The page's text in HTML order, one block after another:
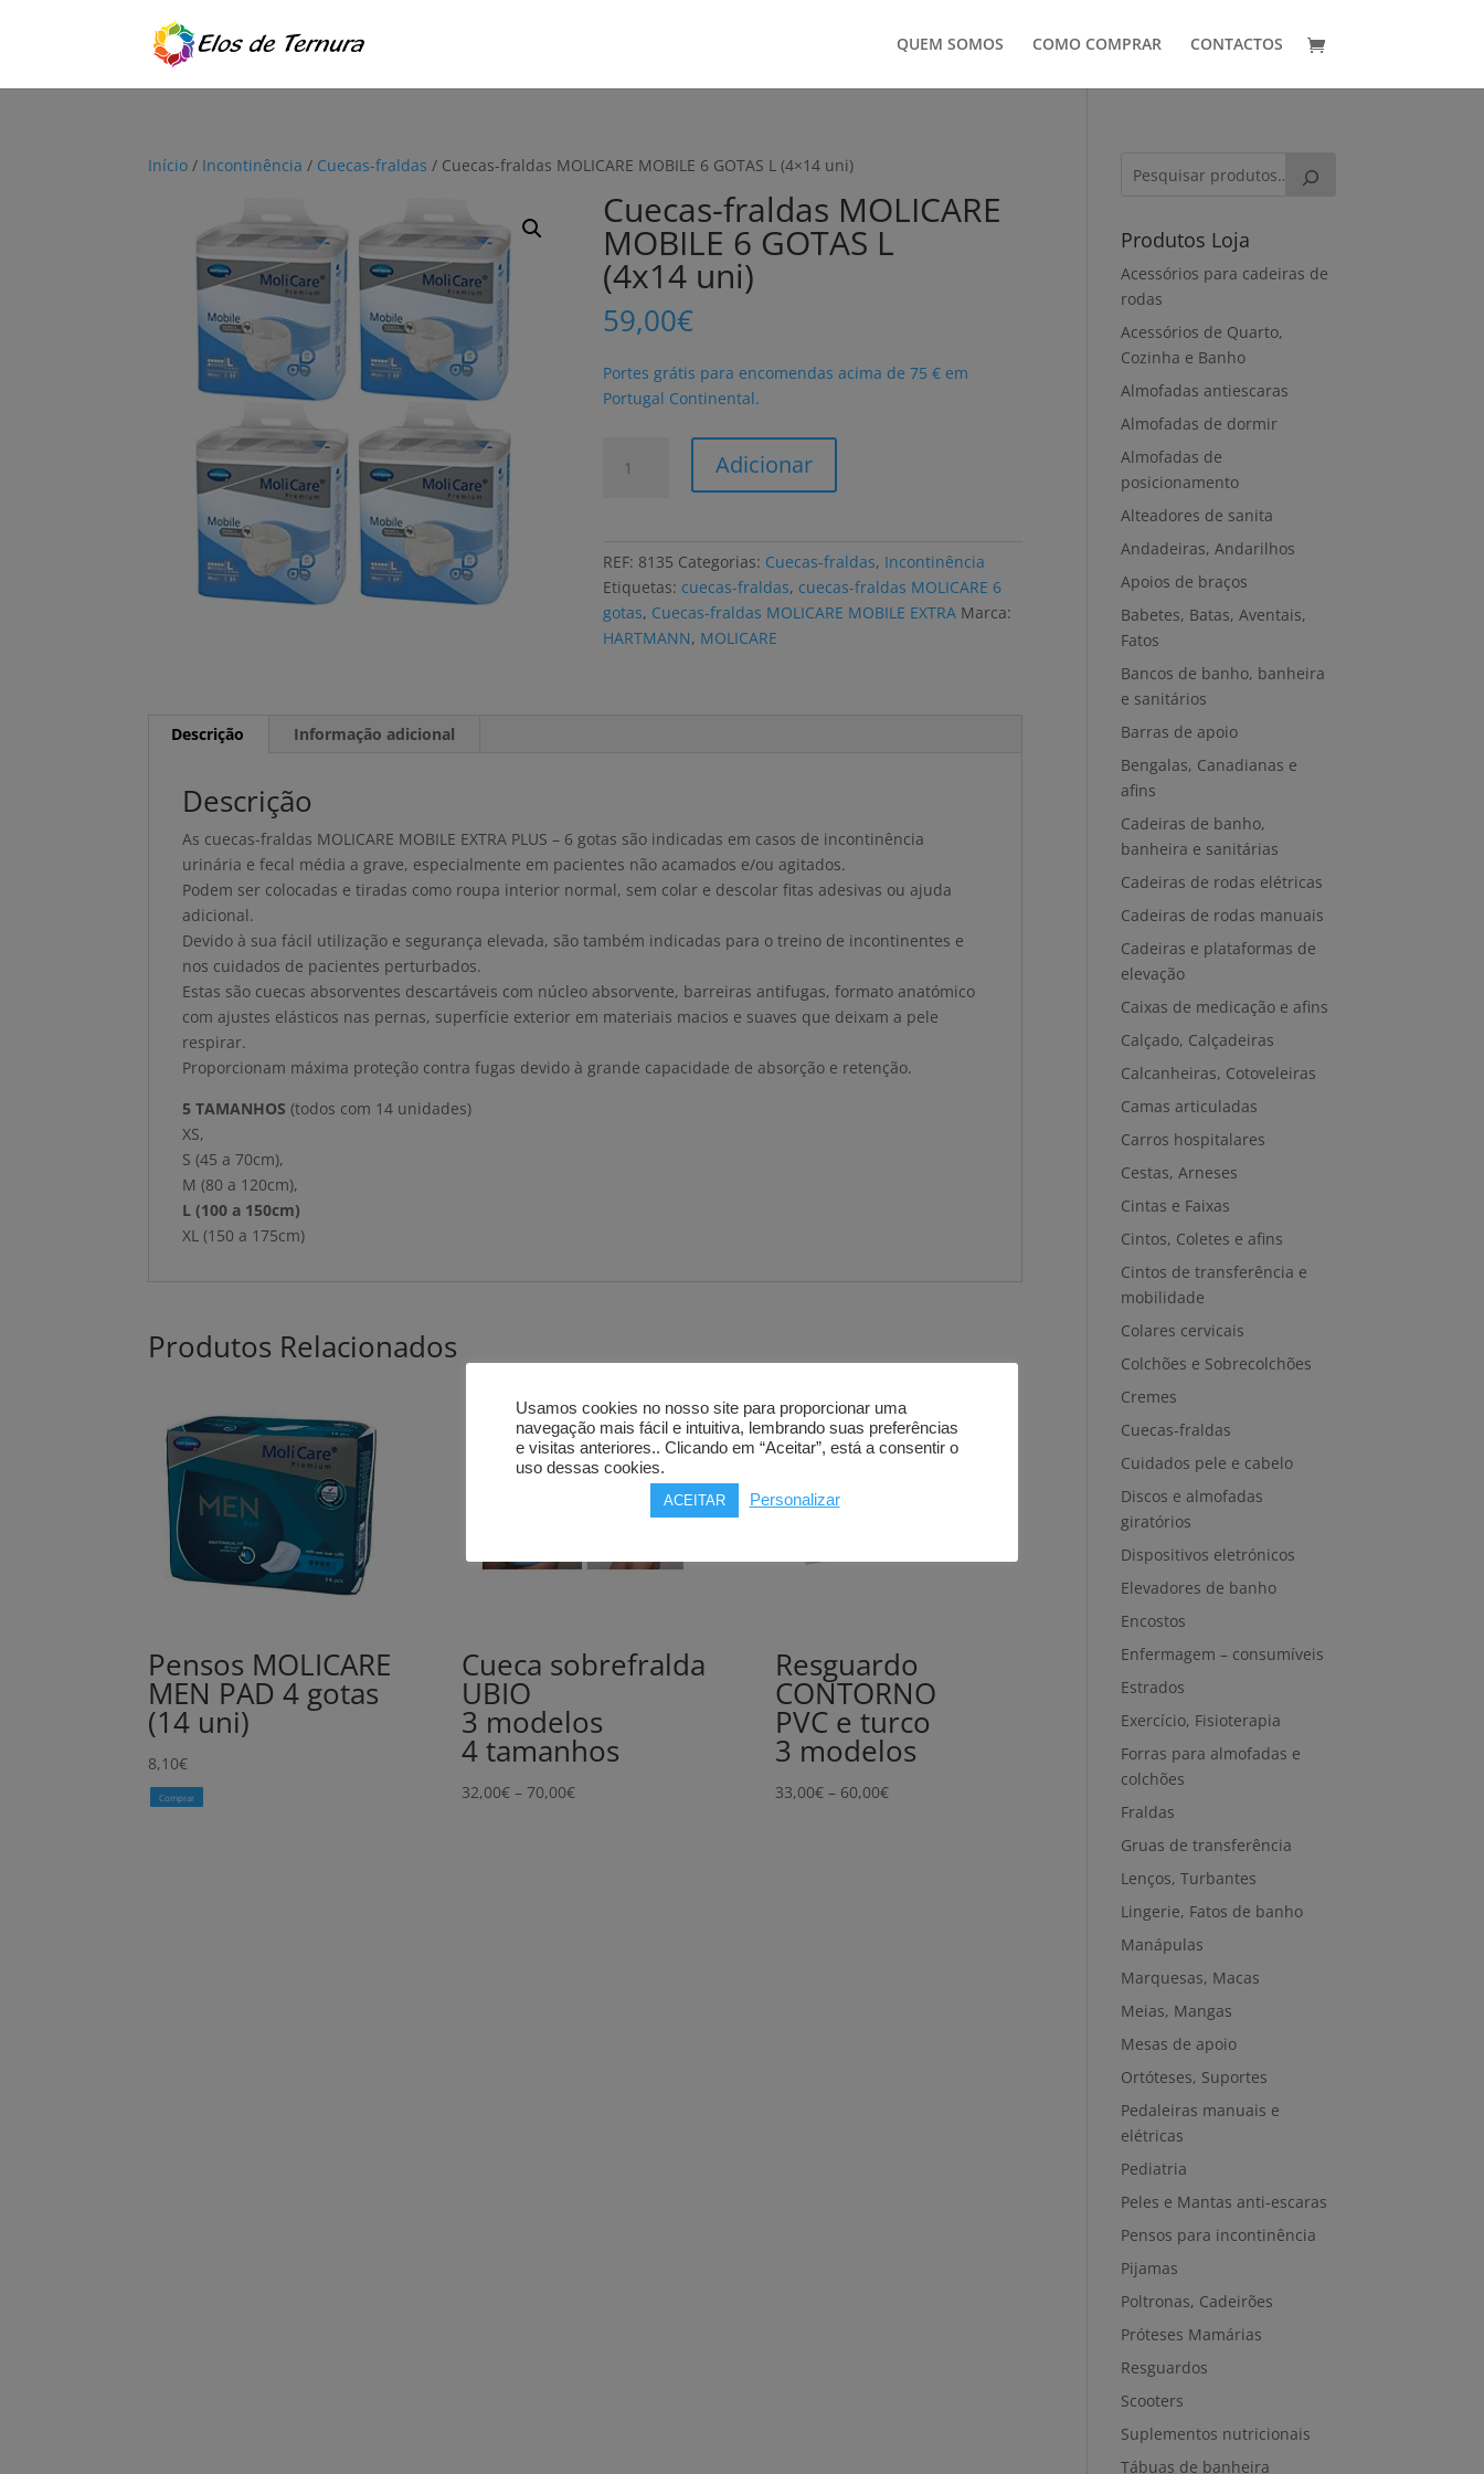
QUEM SOMOS COMO COMPRAR CONTACTOS
Início / Incontinência / Cuecas-fraldas / Cuecas-fraldas MOLICARE MOBILE 6 GOTAS L (4×14 uni)
Cuecas-fraldas MOLICARE
MOBILE 6 GOTAS L
(4x14 uni)
59,00€
Portes grátis para encomendas acima de 75 € em
Portugal Continental.
GOTAS
Adicionar
REF: 8135 Categorias: Cuecas-fraldas, Incontinência
Etiquetas: cuecas-fraldas, cuecas-fraldas MOLICARE 6
gotas, Cuecas-fraldas MOLICARE MOBILE EXTRA Marca:
HARTMANN, MOLICARE
Descrição Informação adicional
Descrição
As cuecas-fraldas MOLICARE MOBILE EXTRA PLUS – 6 gotas são indicadas em casos de incontinência
urinária e fecal média a grave, especialmente em pacientes não acamados e/ou agitados.
Podem ser colocadas e tiradas como roupa interior normal, sem colar e descolar fitas adesivas ou ajuda
adicional.
Devido à sua fácil utilização e segurança elevada, são também indicadas para o treino de incontinentes e
nos cuidados de pacientes perturbados.
Estas são cuecas absorventes descartáveis com núcleo absorvente, barreiras antifugas, formato anatómico
com ajustes elásticos nas pernas, superfície exterior em materiais macios e suaves que deixam a pele
respirar.
Proporcionam máxima proteção contra fugas devido à grande capacidade de absorção e retenção.
5 TAMANHOS (todos com 14 unidades)
XS,
S (45 a 70cm),
M (80 a 120cm),
L (100 a 150cm)
XL (150 a 175cm)
Produtos Relacionados
Pensos MOLICARE
MEN PAD 4 gotas
(14 uni)
8,10€
Comprar
Cueca sobrefralda
UBIO
3 modelos
4 tamanhos
32,00€ – 70,00€Price
Resguardo
CONTORNO
PVC e turco
3 modelos
33,00€ – 60,00€Price
Produtos Loja
Acessórios para cadeiras de
rodas
Acessórios de Quarto,
Cozinha e Banho
Almofadas antiescaras
Almofadas de dormir
Almofadas de
posicionamento
Alteadores de sanita
Andadeiras, Andarilhos
Apoios de braços
Babetes, Batas, Aventais,
Fatos
Bancos de banho, banheira
e sanitários
Barras de apoio
Bengalas, Canadianas e
afins
Cadeiras de banho,
banheira e sanitárias
Cadeiras de rodas elétricas
Cadeiras de rodas manuais
Cadeiras e plataformas de
elevação
Caixas de medicação e afins
Calçado, Calçadeiras
Calcanheiras, Cotoveleiras
Camas articuladas
Carros hospitalares
Cestas, Arneses
Cintas e Faixas
Cintos, Coletes e afins
Cintos de transferência e
mobilidade
Colares cervicais
Colchões e Sobrecolchões
Cremes
Cuecas-fraldas
Cuidados pele e cabelo
Discos e almofadas
giratórios
Dispositivos eletrónicos
Elevadores de banho
Encostos
Enfermagem – consumíveis
Estrados
Exercício, Fisioterapia
Forras para almofadas e
colchões
Fraldas
Gruas de transferência
Lenços, Turbantes
Lingerie, Fatos de banho
Manápulas
Marquesas, Macas
Meias, Mangas
Mesas de apoio
Ortóteses, Suportes
Pedaleiras manuais e
elétricas
Pediatria
Peles e Mantas anti-escaras
Pensos para incontinência
Pijamas
Poltronas, Cadeirões
Próteses Mamárias
Resguardos
Scooters
Suplementos nutricionais
Tábuas de banheira
Usamos cookies no nosso site para proporcionar uma
navegação mais fácil e intuitiva, lembrando suas preferências
e visitas anteriores.. Clicando em “Aceitar”, está a consentir o
uso dessas cookies.
ACEITAR Personalizar